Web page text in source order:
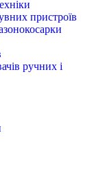
пристроїв
ручних і